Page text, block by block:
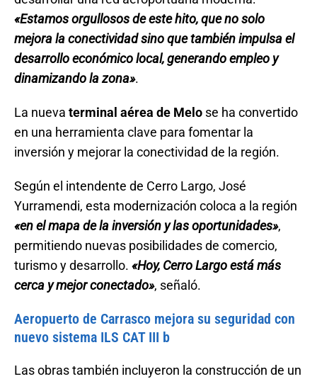
«Estamos orgullosos de este hito, que no solo
mejora la conectividad sino que también impulsa el
desarrollo económico local, generando empleo y
dinamizando la zona».
La nueva terminal aérea de Melo se ha convertido
en una herramienta clave para fomentar la
inversión y mejorar la conectividad de la región.
Según el intendente de Cerro Largo, José
Yurramendi, esta modernización coloca a la región
«en el mapa de la inversión y las oportunidades»,
permitiendo nuevas posibilidades de comercio,
turismo y desarrollo. «Hoy, Cerro Largo está más
cerca y mejor conectado», señaló.
Aeropuerto de Carrasco mejora su seguridad con
nuevo sistema ILS CAT III b
Las obras también incluyeron la construcción de un